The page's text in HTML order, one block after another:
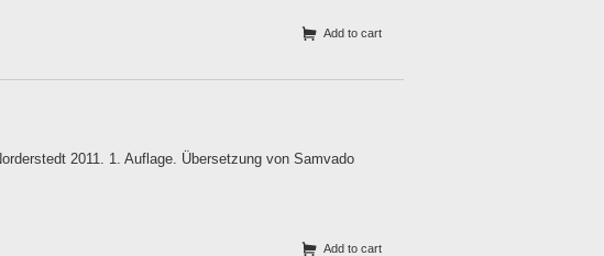
Add to cart
2011. 1. Auflage. Übersetzung von Samvado
Add to cart